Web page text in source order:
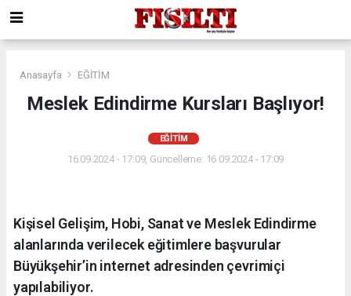
Anasayfa EĞİTİM
Meslek Edindirme Kursları Başlıyor!
EĞİTİM
16.09.2024 - 17:09, Güncelleme: 16.09.2024 - 17:09
Kişisel Gelişim, Hobi, Sanat ve Meslek Edindirme
alanlarında verilecek eğitimlere başvurular
Büyükşehir’in internet adresinden çevrimiçi
yapılabiliyor.